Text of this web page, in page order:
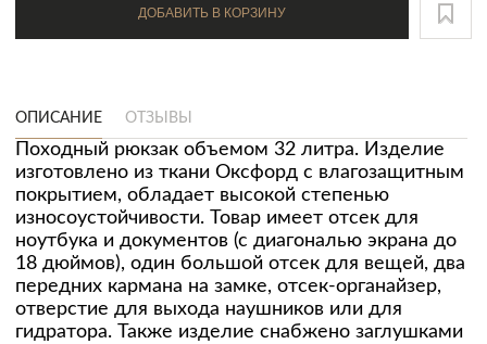
ДОБАВИТЬ В КОРЗИНУ
ОПИСАНИЕ ОТЗЫВЫ
Походный рюкзак объемом 32 литра. Изделие
изготовлено из ткани Оксфорд с влагозащитным
покрытием, обладает высокой степенью
износоустойчивости. Товар имеет отсек для
ноутбука и документов (с диагональю экрана до
18 дюймов), один большой отсек для вещей, два
передних кармана на замке, отсек-органайзер,
отверстие для выхода наушников или для
гидратора. Также изделие снабжено заглушками